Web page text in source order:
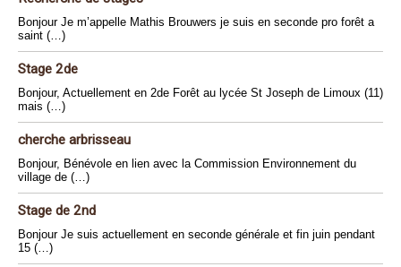
Bonjour Je m’appelle Mathis Brouwers je suis en seconde pro forêt a
saint (…)
Stage 2de
Bonjour, Actuellement en 2de Forêt au lycée St Joseph de Limoux (11)
mais (…)
cherche arbrisseau
Bonjour, Bénévole en lien avec la Commission Environnement du
village de (…)
Stage de 2nd
Bonjour Je suis actuellement en seconde générale et fin juin pendant
15 (…)